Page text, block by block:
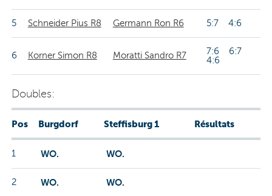
5 Schneider Pius R8 Germann Ron R6 5:7 4:6
6 Korner Simon R8 Moratti Sandro R7
7:6 6:7
4:6
Doubles:
Pos Burgdorf Steffisburg 1 Résultats
1 WO. WO.
2 WO. WO.